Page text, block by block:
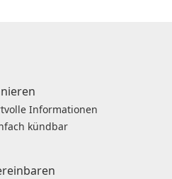
Informationen
kündbar